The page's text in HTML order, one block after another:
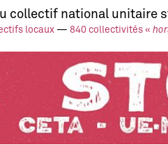
collectif national unitaire
locaux— 840 collectivités «